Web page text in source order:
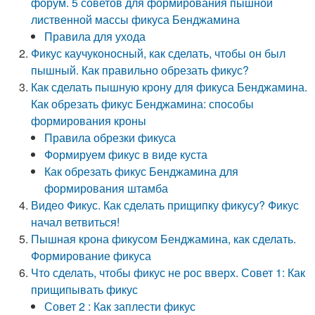
лиственной массы фикуса Бенджамина
Правила для ухода
Фикус каучуконосный, как сделать, чтобы он был
пышный. Как правильно обрезать фикус?
Как сделать пышную крону для фикуса Бенджамина.
Как обрезать фикус Бенджамина: способы
формирования кроны
Правила обрезки фикуса
Формируем фикус в виде куста
Как обрезать фикус Бенджамина для
формирования штамба
Видео Фикус. Как сделать прищипку фикусу? Фикус
начал ветвиться!
Пышная крона фикусом Бенджамина, как сделать.
Формирование фикуса
Что сделать, чтобы фикус не рос вверх. Совет 1: Как
прищипывать фикус
Совет 2 : Как заплести фикус